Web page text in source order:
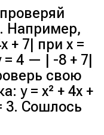
и
боковые
трёх
точки:
Например,
+ 7| при x =
4 — | -8 + 7|
свою
y = x² + 4x +
3. Сошлось